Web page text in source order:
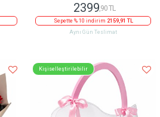
2399,90 TL
Sepette % 10 indirim 2159,91 TL
Aynı Gün Teslimat
Kişiselleştirilebilir